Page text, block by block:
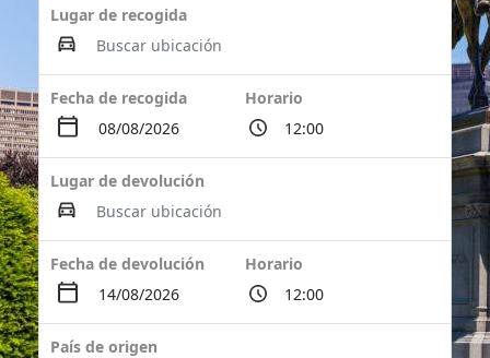
Lugar de recogida
Fecha de recogida Horario
Lugar de devolución
Fecha de devolución Horario
País de origen